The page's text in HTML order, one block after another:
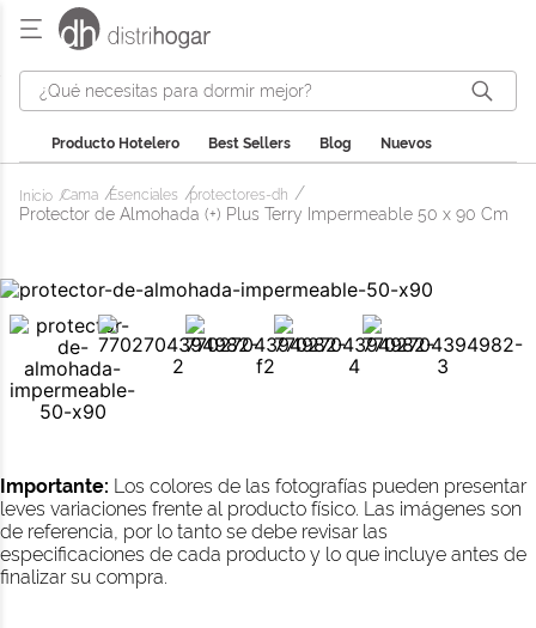
¿Qué necesitas para dormir mejor?
Producto Hotelero Best Sellers Blog Nuevos
Cama Esenciales protectores-dh
Protector de Almohada (+) Plus Terry Impermeable 50 x 90 Cm
Importante: Los colores de las fotografías pueden presentar
leves variaciones frente al producto físico. Las imágenes son
de referencia, por lo tanto se debe revisar las
especificaciones de cada producto y lo que incluye antes de
finalizar su compra.